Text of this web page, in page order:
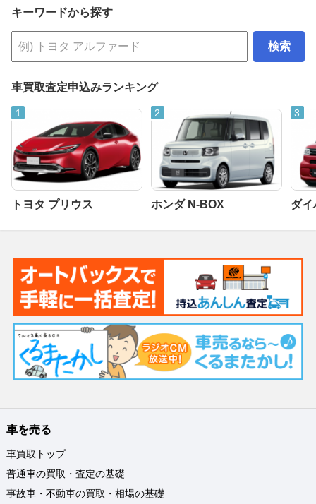
キーワードから探す
検索
車買取査定申込みランキング
トヨタ プリウス ホンダ N-BOX ダイ
車を売る
車買取トップ
普通車の買取・査定の基礎
事故車・不動車の買取・相場の基礎